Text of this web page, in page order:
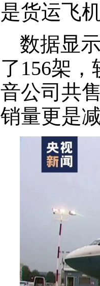
是货运飞
数据显
了156架
音公司共
销量更是